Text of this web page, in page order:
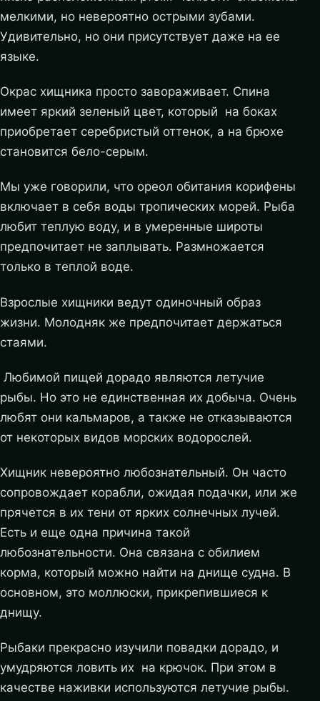
мелкими, но невероятно острыми зубами.
Удивительно, но они присутствует даже на ее
языке.
Окрас хищника просто завораживает. Спина
имеет яркий зеленый цвет, который на боках
приобретает серебристый оттенок, а на брюхе
становится бело-серым.
Мы уже говорили, что ореол обитания корифены
включает в себя воды тропических морей. Рыба
любит теплую воду, и в умеренные широты
предпочитает не заплывать. Размножается
только в теплой воде.
Взрослые хищники ведут одиночный образ
жизни. Молодняк же предпочитает держаться
стаями.
Любимой пищей дорадо являются летучие
рыбы. Но это не единственная их добыча. Очень
любят они кальмаров, а также не отказываются
от некоторых видов морских водорослей.
Хищник невероятно любознательный. Он часто
сопровождает корабли, ожидая подачки, или же
прячется в их тени от ярких солнечных лучей.
Есть и еще одна причина такой
любознательности. Она связана с обилием
корма, который можно найти на днище судна. В
основном, это моллюски, прикрепившиеся к
днищу.
Рыбаки прекрасно изучили повадки дорадо, и
умудряются ловить их на крючок. При этом в
качестве наживки используются летучие рыбы.